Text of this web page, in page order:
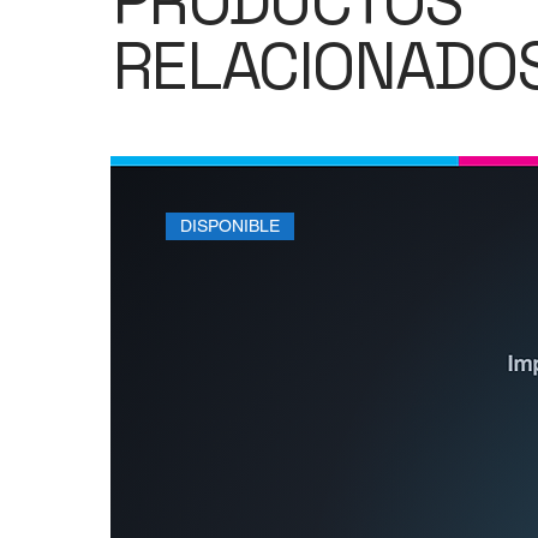
DISPONIBLE